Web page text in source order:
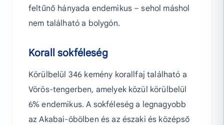
feltűnő hányada endemikus – sehol máshol
nem található a bolygón.
Korall sokféleség
Körülbelül 346 kemény korallfaj található a
Vörös-tengerben, amelyek közül körülbelül
6% endemikus. A sokféleség a legnagyobb
az Akabai-öbölben és az északi és középső